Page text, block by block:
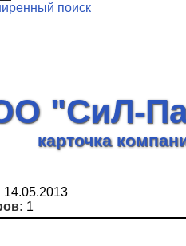
поиск
"СиЛ-
карточка
14.05.2013
1